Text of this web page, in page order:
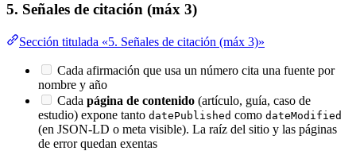
5. Señales de citación (máx 3)
Sección titulada «5. Señales de citación (máx 3)»
Cada afirmación que usa un número cita una fuente por
nombre y año
Cada página de contenido (artículo, guía, caso de
estudio) expone tanto datePublished como dateModified
(en JSON-LD o meta visible). La raíz del sitio y las páginas
de error quedan exentas